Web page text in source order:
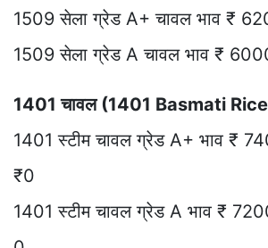
1509 सेला ग्रेड A+ चावल भाव ₹
1509 सेला ग्रेड A चावल भाव ₹
1401 चावल (1401 Basmati
1401 स्टीम चावल ग्रेड A+ भाव ₹
₹0
1401 स्टीम चावल ग्रेड A भाव ₹